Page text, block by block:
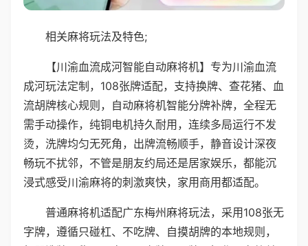
相关麻将玩法及特色;
【川渝血流成河智能自动麻将机】专为川渝血流
成河玩法定制，108张牌适配，支持换牌、查花猪、血
流胡牌核心规则，自动麻将机智能分牌补牌，全程无
需手动操作，纯铜电机持久耐用，连续多局运行不发
烫，洗牌均匀无死角，出牌流畅顺手，静音设计深夜
畅玩不扰邻，不管是朋友约局还是居家娱乐，都能沉
浸式感受川渝麻将的刺激爽快，家用商用都适配。
普通麻将机适配广东梅州麻将玩法，采用108张无
字牌，遵循只碰杠、不吃牌、自摸胡牌的本地规则，